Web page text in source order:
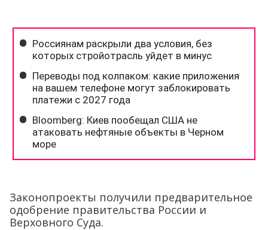
Законопроекты получили предварительное
одобрение правительства России и
Верховного Суда.